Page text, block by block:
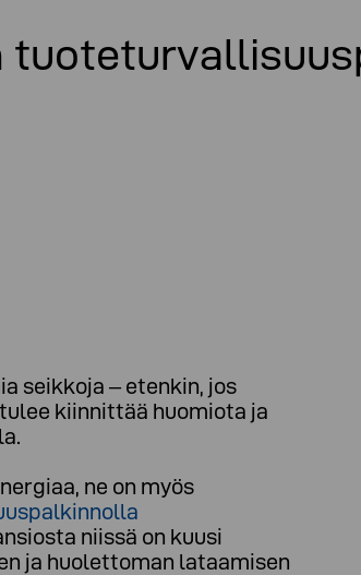
seikkoja – etenkin, jos
kiinnittää huomiota ja
ne on myös
niissä on kuusi
ja huolettoman lataamisen